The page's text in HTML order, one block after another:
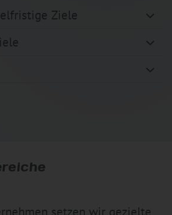
Ziele
setzen wir gezielte